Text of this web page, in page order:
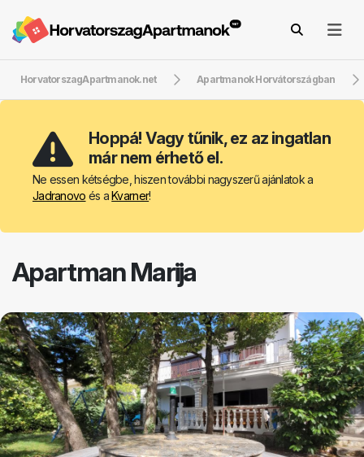
HorvatorszagApartmanok.net Apartmanok Horvátországban
Hoppá! Vagy tűnik, ez az ingatlan
már nem érhető el.
Ne essen kétségbe, hiszen további nagyszerű ajánlatok a
Jadranovo és aKvarner!
Apartman Marija